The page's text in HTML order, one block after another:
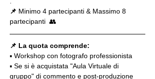
📌 Minimo 4 partecipanti & Massimo 8
partecipanti  👥
📌 La quota comprende:
▪️ Workshop con fotografo professionista
▪️ Se si è acquistata "Aula Virtuale di
gruppo" di commento e post-produzione